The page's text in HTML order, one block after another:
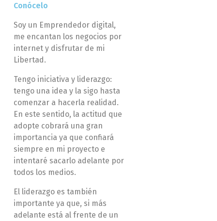
Conócelo
Soy un Emprendedor digital,
me encantan los negocios por
internet y disfrutar de mi
Libertad.
Tengo iniciativa y liderazgo:
tengo una idea y la sigo hasta
comenzar a hacerla realidad.
En este sentido, la actitud que
adopte cobrará una gran
importancia ya que confiará
siempre en mi proyecto e
intentaré sacarlo adelante por
todos los medios.
El liderazgo es también
importante ya que, si más
adelante está al frente de un